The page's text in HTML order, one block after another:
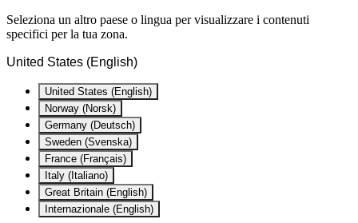
Seleziona un altro paese o lingua per visualizzare i contenuti
specifici per la tua zona.
United States (English)
United States (English)
Norway (Norsk)
Germany (Deutsch)
Sweden (Svenska)
France (Français)
Italy (Italiano)
Great Britain (English)
Internazionale (English)